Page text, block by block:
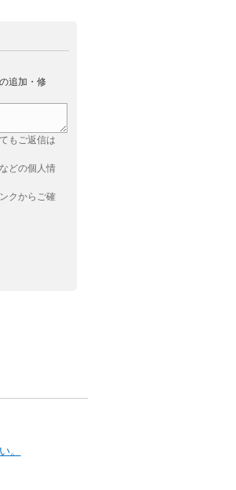
追加・修
もご返信は
どの個人情
クからご確
。